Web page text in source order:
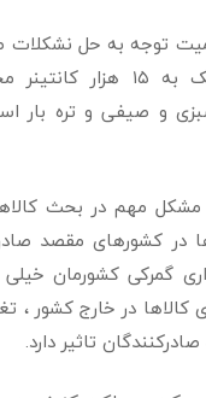
توجه به حل نشکلات
سال گذشته نزدیک به ۱۵
و صیفی و تره بار
مهم در بحث
در کشورهای مقصد
گمرکی کشورمان خیلی
در خارج کشور ،
تاثیر دارد.